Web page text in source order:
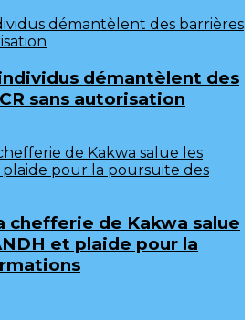
démantèlent des
sans autorisation
chefferie de Kakwa salue
et plaide pour la